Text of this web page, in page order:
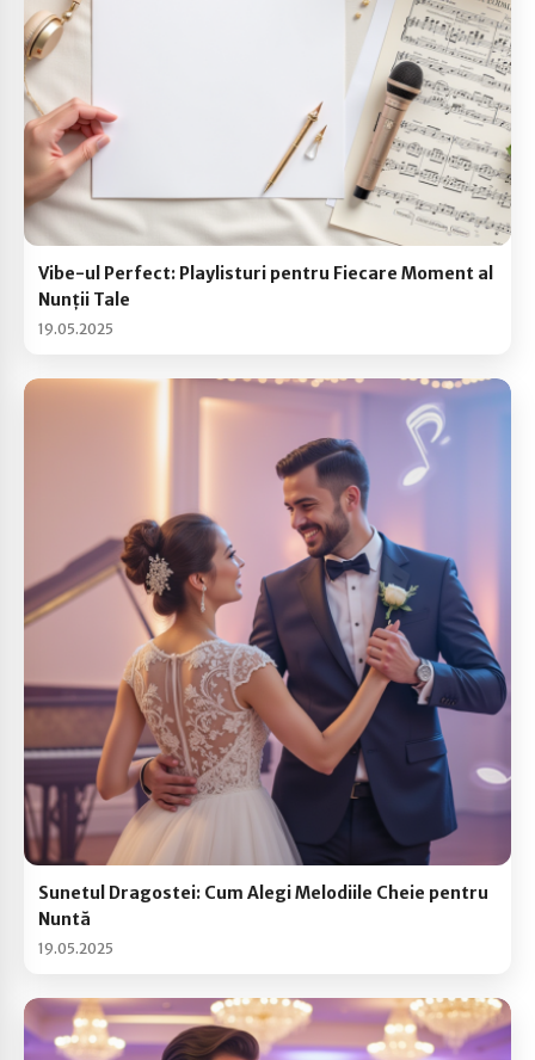
Vibe-ul Perfect: Playlisturi pentru Fiecare Moment al
Nunții Tale
19.05.2025
Sunetul Dragostei: Cum Alegi Melodiile Cheie pentru
Nuntă
19.05.2025